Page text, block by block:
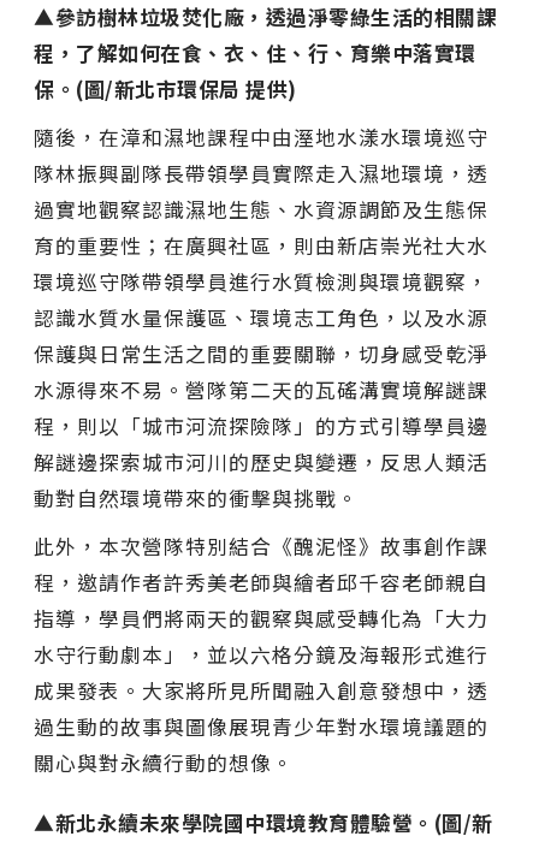
▲參訪樹林垃圾焚化廠，透過淨零綠生活的相關課
程，了解如何在食、衣、住、行、育樂中落實環
保。(圖/新北市環保局 提供)
隨後，在漳和濕地課程中由溼地水漾水環境巡守
隊林振興副隊長帶領學員實際走入濕地環境，透
過實地觀察認識濕地生態、水資源調節及生態保
育的重要性；在廣興社區，則由新店崇光社大水
環境巡守隊帶領學員進行水質檢測與環境觀察，
認識水質水量保護區、環境志工角色，以及水源
保護與日常生活之間的重要關聯，切身感受乾淨
水源得來不易。營隊第二天的瓦磘溝實境解謎課
程，則以「城市河流探險隊」的方式引導學員邊
解謎邊探索城市河川的歷史與變遷，反思人類活
動對自然環境帶來的衝擊與挑戰。
此外，本次營隊特別結合《醜泥怪》故事創作課
程，邀請作者許秀美老師與繪者邱千容老師親自
指導，學員們將兩天的觀察與感受轉化為「大力
水守行動劇本」，並以六格分鏡及海報形式進行
成果發表。大家將所見所聞融入創意發想中，透
過生動的故事與圖像展現青少年對水環境議題的
關心與對永續行動的想像。
▲新北永續未來學院國中環境教育體驗營。(圖/新